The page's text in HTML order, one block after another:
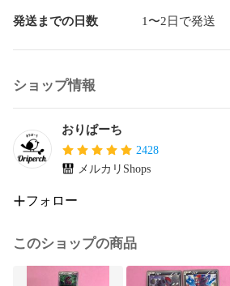
発送までの日数 1〜2日で発送
ショップ情報
おりぱーち
2428
メルカリShops
フォロー
このショップの商品